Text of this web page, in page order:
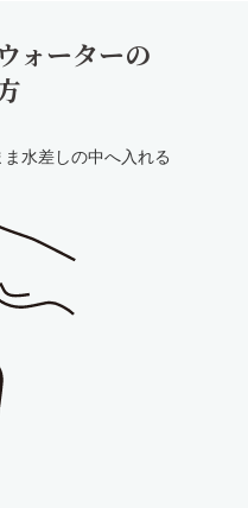
ォーターの
ま水差しの中へ入れる